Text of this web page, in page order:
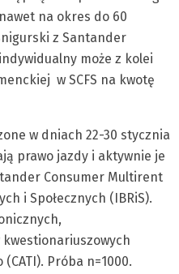
na okres do 60
z Santander
może z kolei
w SCFS na kwotę
w dniach 22-30 stycznia
prawo jazdy i aktywnie je
Consumer Multirent
i Społecznych (IBRiS).
Próba n=1000.